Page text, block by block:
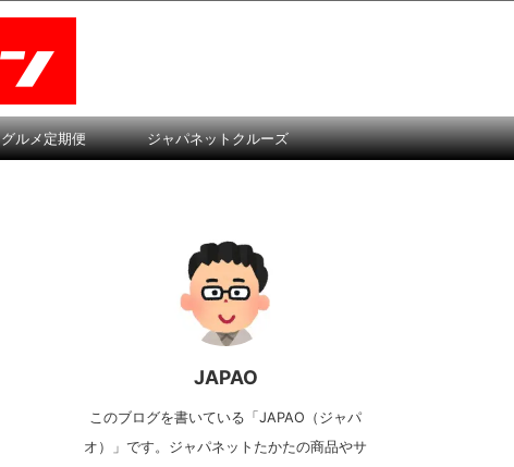
グルメ定期便 ジャパネットクルーズ
JAPAO
このブログを書いている「JAPAO（ジャパ
オ）」です。ジャパネットたかたの商品やサ